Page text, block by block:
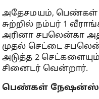
அதேசமயம், பெண்கள்
சுற்றில் நம்பர் 1
அரினா சபலென்கா
முதல் செட்டை
அடுத்த 2
சினைடர் வென்றார்.
பெண்கள் நேஷன்ஸ்